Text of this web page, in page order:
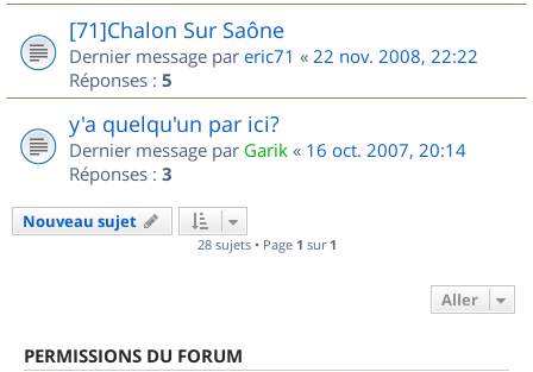
[71]Chalon Sur Saône
Dernier message par eric71 « 22 nov. 2008, 22:22
Réponses : 5
y'a quelqu'un par ici?
Dernier message par Garik « 16 oct. 2007, 20:14
Réponses : 3
Nouveau sujet
28 sujets • Page 1 sur 1
Aller
PERMISSIONS DU FORUM